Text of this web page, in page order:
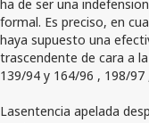
formal. Es preciso, en
haya supuesto una
trascendente de cara a
139/94 y 164/96 , 198/
Lasentencia apelada